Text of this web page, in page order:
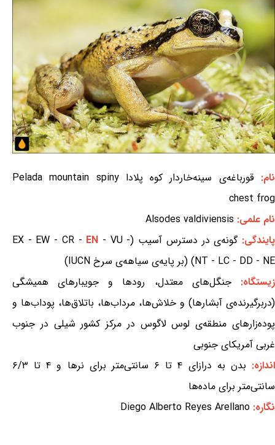
نام:
قورباغه‌ی سینه‌خاردار کوه پلادا Pelada mountain spiny
chest frog
نام علمی: Alsodes valdiviensis
پایندگی:گونه‌ی در دسترس آسیب (EX - EW - CR - EN - VU -
NT - LC - DD - NE) (بر پایه‌ی سیاهه‌ی سرخ IUCN)
زیستگاه:جنگل‌های معتدل، رودها و جویبارهای همیشگی
(دربرگیرنده‌ی آبشارها) و خلاش‌ها، مرداب‌ها، باتلاق‌ها، پوداب‌ها و
پوده‌زارهای منطقه‌ی لوس لاگوس در مرکز کشور شیلی در جنوب
غربی آمریکای جنوبی
اندازه:
بدن به درازای ۴ تا ۶ سانتی‌متر برای نرها و ۴ تا ۶/۳
سانتی‌متر برای ماده‌ها
نگاره: Diego Alberto Reyes Arellano